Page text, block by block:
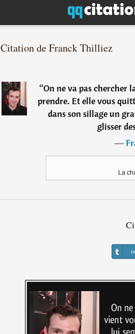
Citation de Franck Thilliez
“On ne va pas chercher
prendre. Et elle vous
dans son sillage un
glisser
―
La